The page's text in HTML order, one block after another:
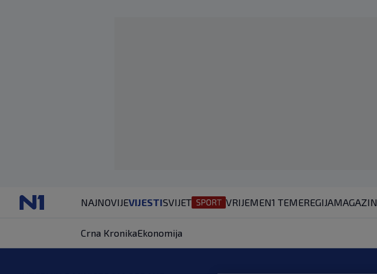
NAJNOVIJEVIJESTISVIJET VRIJEMEN1 TEMEREGIJAMAGAZIN
Crna KronikaEkonomija